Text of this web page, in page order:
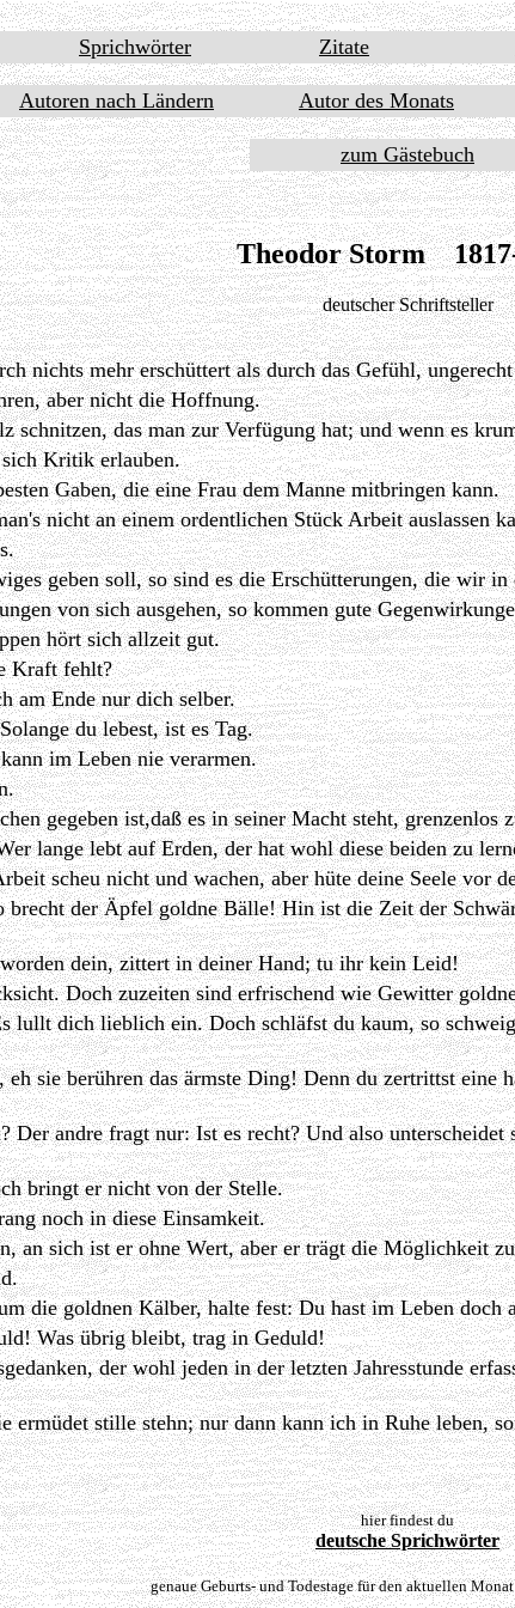
Sprichwörter Zitate
Autoren nach Ländern Autor des Monats
zum Gästebuch
Theodor Storm
deutscher Schriftsteller
nichts mehr erschüttert als durch das Gefühl,
aber nicht die Hoffnung.
schnitzen, das man zur Verfügung hat; und wenn es
Kritik erlauben.
Gaben, die eine Frau dem Manne mitbringen kann.
nicht an einem ordentlichen Stück Arbeit auslassen
geben soll, so sind es die Erschütterungen, die wir in
von sich ausgehen, so kommen gute
hört sich allzeit gut.
Kraft fehlt?
am Ende nur dich selber.
du lebest, ist es Tag.
im Leben nie verarmen.
gegeben ist,daß es in seiner Macht steht, grenzenlos
lange lebt auf Erden, der hat wohl diese beiden zu
scheu nicht und wachen, aber hüte deine Seele vor
brecht der Äpfel goldne Bälle! Hin ist die Zeit der
dein, zittert in deiner Hand; tu ihr kein Leid!
Doch zuzeiten sind erfrischend wie Gewitter
lullt dich lieblich ein. Doch schläfst du kaum, so
sie berühren das ärmste Ding! Denn du zertrittst eine
Der andre fragt nur: Ist es recht? Und also unterscheidet
bringt er nicht von der Stelle.
noch in diese Einsamkeit.
an sich ist er ohne Wert, aber er trägt die Möglichkeit
die goldnen Kälber, halte fest: Du hast im Leben doch
Was übrig bleibt, trag in Geduld!
der wohl jeden in der letzten Jahresstunde
ermüdet stille stehn; nur dann kann ich in Ruhe leben,
hier findest du
deutsche Sprichwörter
genaue Geburts- und Todestage für den aktuellen